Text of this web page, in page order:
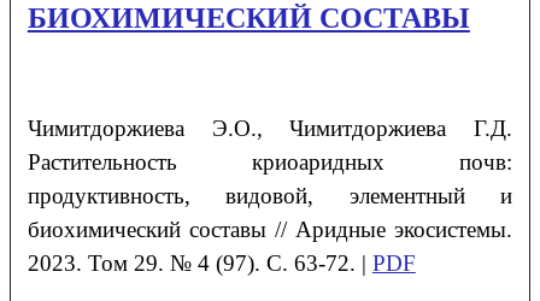
БИОХИМИЧЕСКИЙ СОСТАВЫ
Чимитдоржиева Э.О., ЧимитдоржиеваГ.Д.
Растительность криоаридных почв:
продуктивность, видовой, элементный и
биохимический составы // Аридные экосистемы.
2023. Том 29. № 4 (97). С. 63-72. | PDF